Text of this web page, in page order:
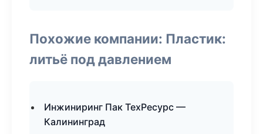
Похожие компании: Пластик:
литьё под давлением
Инжиниринг Пак ТехРесурс —
Калининград